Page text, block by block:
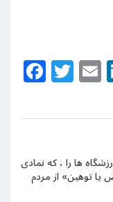
ها را ، که نمادی
یا توهین» از مردم